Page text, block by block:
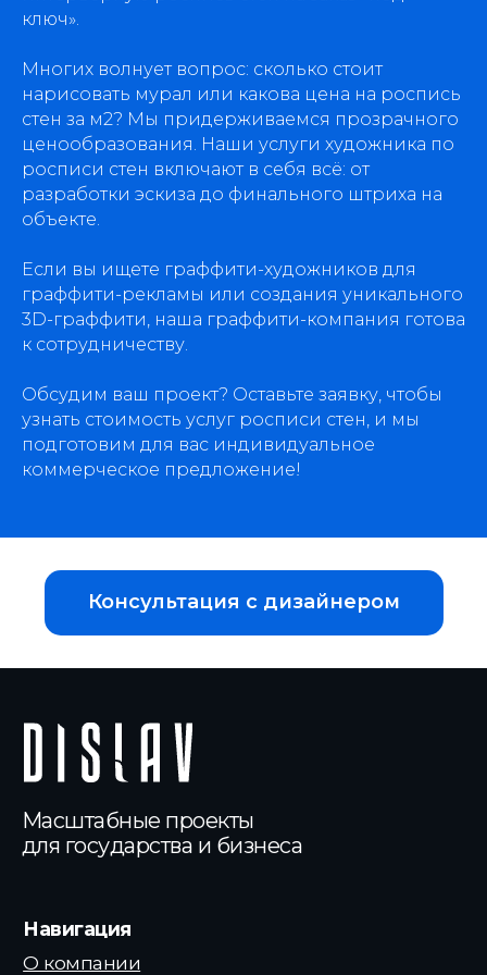
ключ».
Многих волнует вопрос: сколько стоит
нарисовать мурал или какова цена на роспись
стен за м2? Мы придерживаемся прозрачного
ценообразования. Наши услуги художника по
росписи стен включают в себя всё: от
разработки эскиза до финального штриха на
объекте.
Если вы ищете граффити-художников для
граффити-рекламы или создания уникального
3D-граффити, наша граффити-компания готова
к сотрудничеству.
Обсудим ваш проект? Оставьте заявку, чтобы
узнать стоимость услуг росписи стен, и мы
подготовим для вас индивидуальное
коммерческое предложение!
Консультация с дизайнером